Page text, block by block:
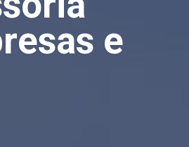
e